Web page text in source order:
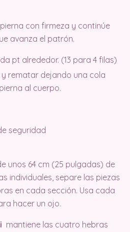
con firmeza y continúe
avanza el patrón.
pt alrededor. (13 para 4 filas)
rematar dejando una cola
al cuerpo.
seguridad
unos 64 cm (25 pulgadas) de
individuales, separe las piezas
en cada sección. Usa cada
hacer un ojo.
mantiene las cuatro hebras